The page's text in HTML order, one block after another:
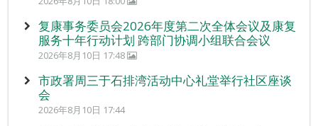
复康事务委员会2026年度第二次全体会议及康复
服务十年行动计划 跨部门协调小组联合会议
2026年8月10日 17:48
市政署周三于石排湾活动中心礼堂举行社区座谈
会
2026年8月10日 17:44